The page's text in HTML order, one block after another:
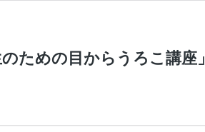
ための目からうろこ講座」